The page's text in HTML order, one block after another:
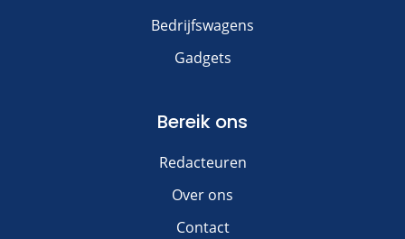
Bedrijfswagens
Gadgets
Bereik ons
Redacteuren
Over ons
Contact